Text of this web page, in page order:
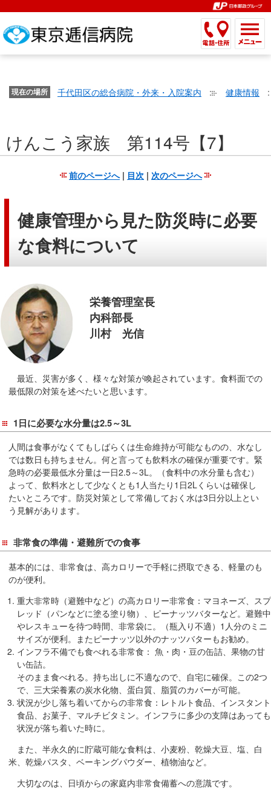
が
で
す。
ー
ジ
内
メ
ー
ヘ
メ
ニ
ュ
ー
へ
移
動
し
ま
す
共
通
メ
ュ
ー
へ
移
動
し
ま
す
現
在
の
場
所
へ
移
動
し
ま
す
本
文
へ
動
し
ま
こ
き
さ
こ
大
き
定
す。
こ
メ
ニ
で
こ
ま
ッ
メ
ニ
で
こ
か
イ
検
索
こ
こ
ま
イ
検
索
こ
こ
か
通
ュ
ー
こ
こ
ま
共
通
ュ
ー
現在の場所 千代田区の総合病院・外来・入院案内 健康情報
こ
か
文
す。
けんこう家族 第114号【7】
前のページへ| 目次 | 次のページへ
健康管理から見た防災時に必要
な食料について
栄養管理室長
内科部長
川村 光信
最近、災害が多く、様々な対策が喚起されています。食料面での
最低限の対策を述べたいと思います。
1日に必要な水分量は2.5～3L
人間は食事がなくてもしばらくは生命維持が可能なものの、水なし
では数日も持ちません。何と言っても飲料水の確保が重要です。緊
急時の必要最低水分量は一日2.5～3L。（食料中の水分量も含む）
よって、飲料水として少なくとも1人当たり1日2Lくらいは確保し
たいところです。防災対策として常備しておく水は3日分以上とい
う見解があります。
非常食の準備・避難所での食事
基本的には、非常食は、高カロリーで手軽に摂取できる、軽量のも
のが便利。
重大非常時（避難中など）の高カロリー非常食：マヨネーズ、スプ
レッド（パンなどに塗る塗り物）、ピーナッツバターなど。避難中
やレスキューを待つ時間、非常袋に。（瓶入り不適）1人分のミニ
サイズが便利。またピーナッツ以外のナッツバターもお勧め。
インフラ不備でも食べれる非常食： 魚・肉・豆の缶詰、果物の甘
い缶詰。
そのまま食べれる。持ち出しに不適なので、自宅に確保。この2つ
で、三大栄養素の炭水化物、蛋白質、脂質のカバーが可能。
状況が少し落ち着いてからの非常食：レトルト食品、インスタント
食品、お菓子、マルチビタミン。インフラに多少の支障はあっても
状況が落ち着いた時に。
また、半永久的に貯蔵可能な食料は、小麦粉、乾燥大豆、塩、白
米、乾燥パスタ、ベーキングパウダー、植物油など。
大切なのは、日頃からの家庭内非常食備蓄への意識です。